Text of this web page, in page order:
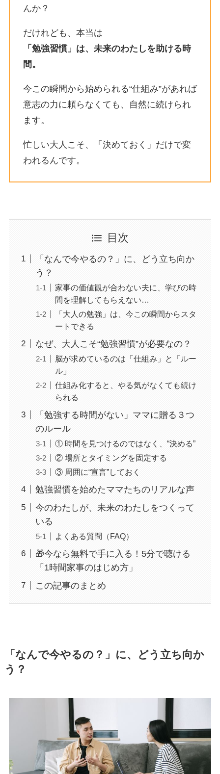
んか？
だけれども、本当は
「勉強習慣」は、未来のわたしを助ける時
間。
今この瞬間から始められる“仕組み”があれば
意志の力に頼らなくても、自然に続けられ
ます。
忙しい大人こそ、「決めておく」だけで変
われるんです。
目次
「なんで今やるの？」に、どう立ち向か
う？
家事の価値観が合わない夫に、学びの時
間を理解してもらえない…
「大人の勉強」は、今この瞬間からスタ
ートできる
なぜ、大人こそ“勉強習慣”が必要なの？
脳が求めているのは「仕組み」と「ルー
ル」
仕組み化すると、やる気がなくても続け
られる
「勉強する時間がない」ママに贈る３つ
のルール
① 時間を見つけるのではなく、“決める”
② 場所とタイミングを固定する
③ 周囲に“宣言”しておく
勉強習慣を始めたママたちのリアルな声
今のわたしが、未来のわたしをつくって
いる
よくある質問（FAQ）
🎁今なら無料で手に入る！5分で聴ける
「1時間家事のはじめ方」
この記事のまとめ
「なんで今やるの？」に、どう立ち向か
う？